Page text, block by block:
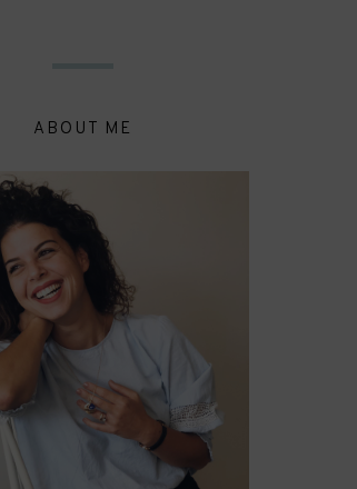
ABOUT ME